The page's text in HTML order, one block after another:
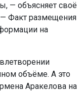
— объясняет своё
Факт размещения
на
объёме. А это
Аракелова на